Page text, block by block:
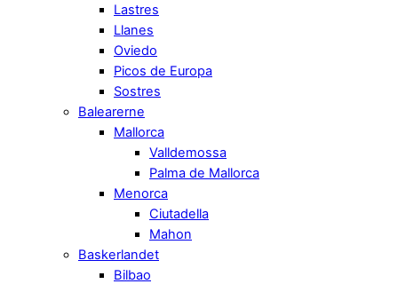
Lastres
Llanes
Oviedo
Picos de Europa
Sostres
Balearerne
Mallorca
Valldemossa
Palma de Mallorca
Menorca
Ciutadella
Mahon
Baskerlandet
Bilbao